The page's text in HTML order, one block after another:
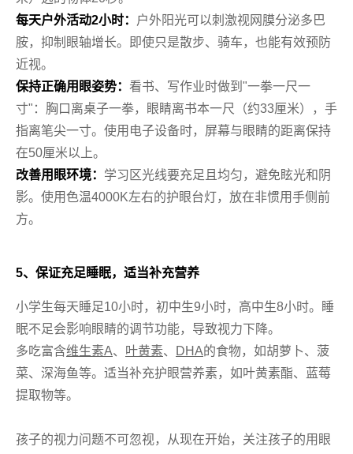
每天户外活动2小时：
户外阳光可以刺激视网膜分泌多巴
胺，抑制眼轴增长。即使只是散步、骑车，也能有效预防
近视。
保持正确用眼姿势： 看书、写作业时做到"一拳一尺一
寸"：胸口离桌子一拳，眼睛离书本一尺（约33厘米），手
指离笔尖一寸。使用电子设备时，屏幕与眼睛的距离保持
在50厘米以上。
改善用眼环境： 学习区光线要充足且均匀，避免眩光和阴
影。使用色温4000K左右的护眼台灯，放在非惯用手侧前
方。
5、保证充足睡眠，适当补充营养
小学生每天睡足10小时，初中生9小时，高中生8小时。睡
眠不足会影响眼睛的调节功能，导致视力下降。
多吃富含维生素A、 叶黄素、 DHA的食物，如胡萝卜、菠
菜、深海鱼等。适当补充护眼营养素，如叶黄素酯、蓝莓
提取物等。
孩子的视力问题不可忽视，从现在开始，关注孩子的用眼